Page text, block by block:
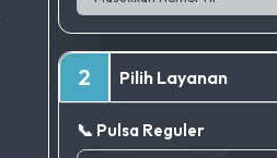
2 Pilih Layanan
📞 Pulsa Reguler